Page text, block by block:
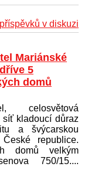
v diskuzi
Mariánské
5
domů
celosvětová
síť kladoucí důraz
a švýcarskou
republice.
domů velkým
750/15....